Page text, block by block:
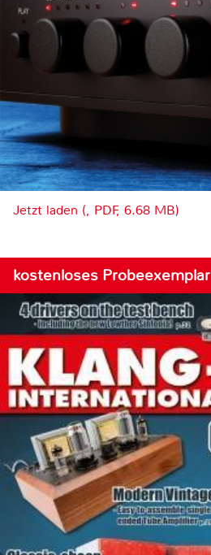
Jetzt laden (, PDF, 6.68 MB)
kostenloses Probeexemplar